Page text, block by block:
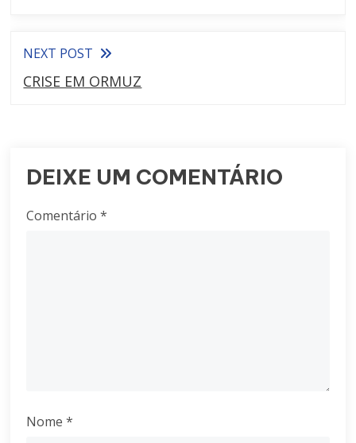
NEXT POST
CRISE EM ORMUZ
DEIXE UM COMENTÁRIO
Comentário*
Nome*